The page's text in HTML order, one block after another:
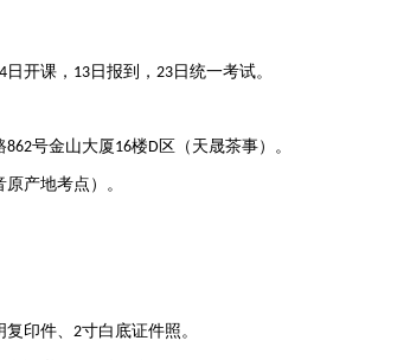
日开课， 13 日报到， 23 日统一考试‌。
862号金山大厦16楼D 区（天晟茶事）‌。
产地考点） ‌。
印件、 2寸白底证件照‌。